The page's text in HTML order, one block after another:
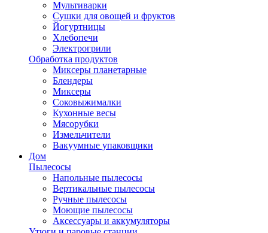
Мультиварки
Сушки для овощей и фруктов
Йогуртницы
Хлебопечи
Электрогрили
Обработка продуктов
Миксеры планетарные
Блендеры
Миксеры
Соковыжималки
Кухонные весы
Мясорубки
Измельчители
Вакуумные упаковщики
Дом
Пылесосы
Напольные пылесосы
Вертикальные пылесосы
Ручные пылесосы
Моющие пылесосы
Аксессуары и аккумуляторы